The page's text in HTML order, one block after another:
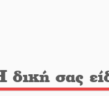
Κλήρωσε
δική σας